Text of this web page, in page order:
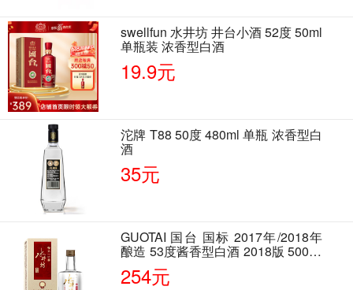
swellfun 水井坊 井台小酒 52度 50ml
单瓶装 浓香型白酒
19.9元
沱牌 T88 50度 480ml 单瓶 浓香型白
酒
35元
GUOTAI 国台 国标 2017年/2018年
酿造 53度酱香型白酒 2018版 500ml
单瓶装
254元